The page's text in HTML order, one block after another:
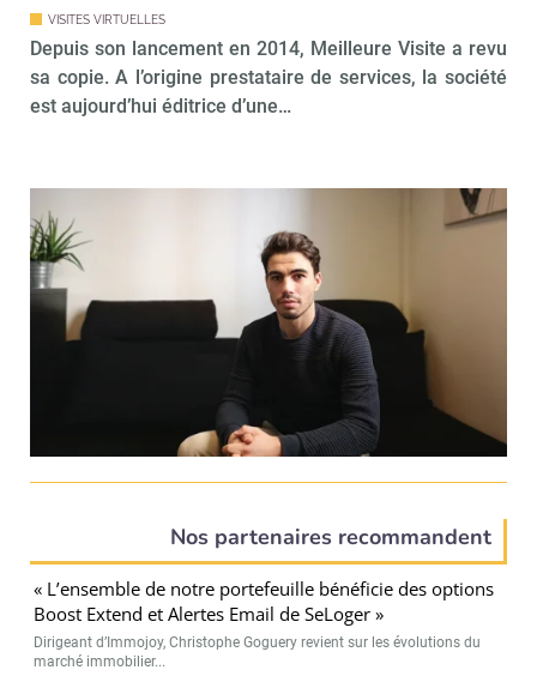
VISITES VIRTUELLES
Depuis son lancement en 2014, Meilleure Visite a revu
sa copie. A l’origine prestataire de services, la société
est aujourd’hui éditrice d’une…
Nos partenaires recommandent
« L’ensemble de notre portefeuille bénéficie des options
Boost Extend et Alertes Email de SeLoger »
Dirigeant d’Immojoy, Christophe Goguery revient sur les évolutions du
marché immobilier...